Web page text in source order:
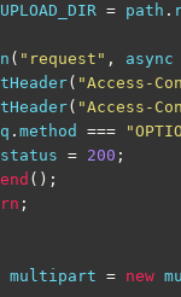
UPLOAD_DIR = path .
( "request" , async
( "Access-
( "Access-
. method ===
status = 200 ;
end ();
;
multipart = new